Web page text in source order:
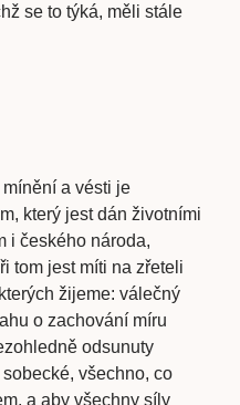
se to týká, měli stále
a vésti je
který jest dán životními
i českého národa,
tom jest míti na zřeteli
žijeme: válečný
o zachování míru
odsunuty
všechno, co
a aby všechny síly